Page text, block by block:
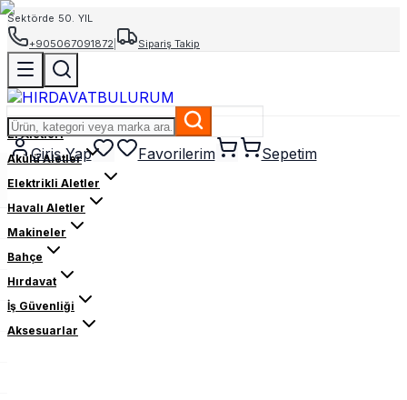
Sektörde 50. YIL
+905067091872
Sipariş Takip
Giriş Yap Favorilerim Sepetim
El Aletleri
Akülü Aletler
Elektrikli Aletler
Havalı Aletler
Makineler
Bahçe
Hırdavat
İş Güvenliği
Aksesuarlar